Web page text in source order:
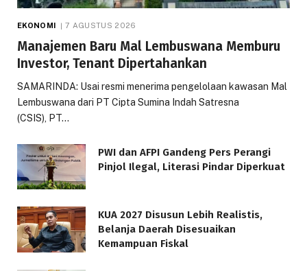
EKONOMI 7 AGUSTUS 2026
Manajemen Baru Mal Lembuswana Memburu
Investor, Tenant Dipertahankan
SAMARINDA: Usai resmi menerima pengelolaan kawasan Mal
Lembuswana dari PT Cipta Sumina Indah Satresna
(CSIS), PT…
PWI dan AFPI Gandeng Pers Perangi
Pinjol Ilegal, Literasi Pindar Diperkuat
KUA 2027 Disusun Lebih Realistis,
Belanja Daerah Disesuaikan
Kemampuan Fiskal